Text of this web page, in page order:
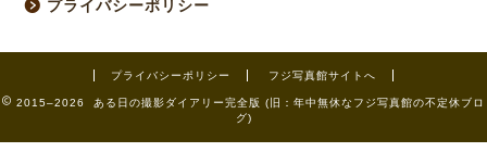
プライバシーポリシー
プライバシーポリシー フジ写真館サイトへ
2015–2026 ある日の撮影ダイアリー完全版 (旧：年中無休なフジ写真館の不定休ブロ
グ)